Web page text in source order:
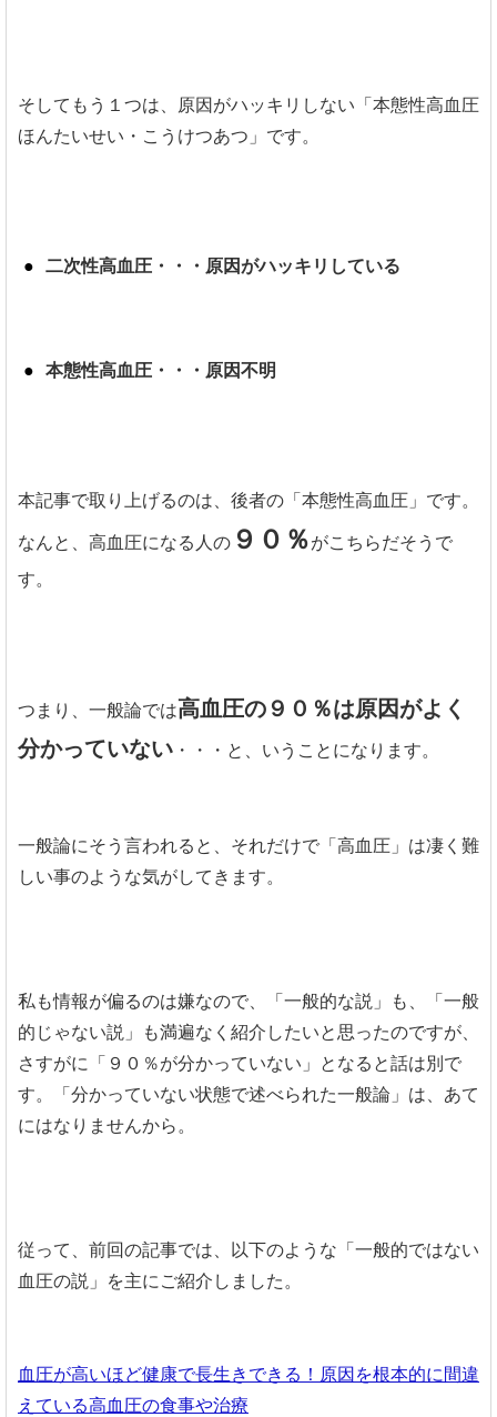
そしてもう１つは、原因がハッキリしない「本態性高血圧
ほんたいせい・こうけつあつ」です。
二次性高血圧・・・原因がハッキリしている
本態性高血圧・・・原因不明
本記事で取り上げるのは、後者の「本態性高血圧」です。
なんと、高血圧になる人の ９０％がこちらだそうで
す。
つまり、一般論では高血圧の９０％は原因がよく
分かっていない ・・・と、いうことになります。
一般論にそう言われると、それだけで「高血圧」は凄く難
しい事のような気がしてきます。
私も情報が偏るのは嫌なので、「一般的な説」も、「一般
的じゃない説」も満遍なく紹介したいと思ったのですが、
さすがに「９０％が分かっていない」となると話は別で
す。「分かっていない状態で述べられた一般論」は、あて
にはなりませんから。
従って、前回の記事では、以下のような「一般的ではない
血圧の説」を主にご紹介しました。
血圧が高いほど健康で長生きできる！原因を根本的に間違
えている高血圧の食事や治療